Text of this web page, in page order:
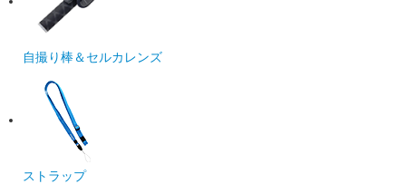
自撮り棒＆セルカレンズ
ストラップ